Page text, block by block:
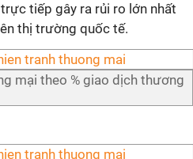
tiếp gây ra rủi ro lớn nhất
thị trường quốc tế.
mại theo % giao dịch thương